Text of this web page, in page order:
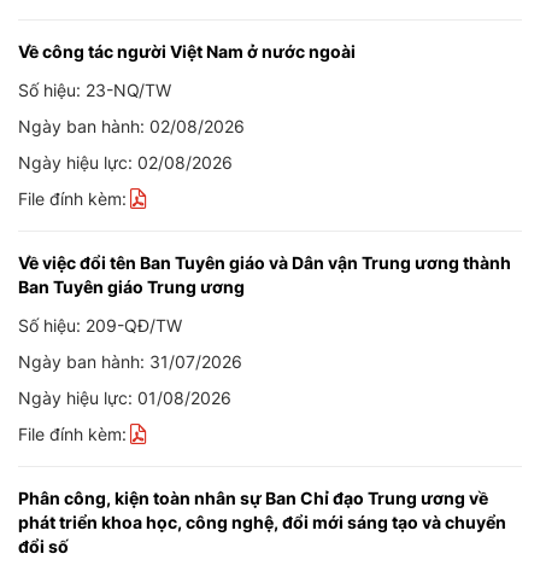
Về công tác người Việt Nam ở nước ngoài
Số hiệu: 23-NQ/TW
Ngày ban hành: 02/08/2026
Ngày hiệu lực: 02/08/2026
File đính kèm:
Về việc đổi tên Ban Tuyên giáo và Dân vận Trung ương thành
Ban Tuyên giáo Trung ương
Số hiệu: 209-QĐ/TW
Ngày ban hành: 31/07/2026
Ngày hiệu lực: 01/08/2026
File đính kèm:
Phân công, kiện toàn nhân sự Ban Chỉ đạo Trung ương về
phát triển khoa học, công nghệ, đổi mới sáng tạo và chuyển
đổi số